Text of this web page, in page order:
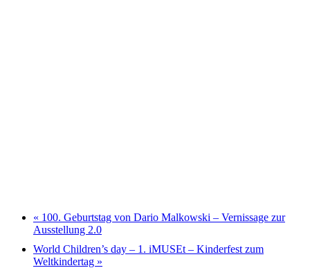
« 100. Geburtstag von Dario Malkowski – Vernissage zur
Ausstellung 2.0
World Children’s day – 1. iMUSEt – Kinderfest zum
Weltkindertag »